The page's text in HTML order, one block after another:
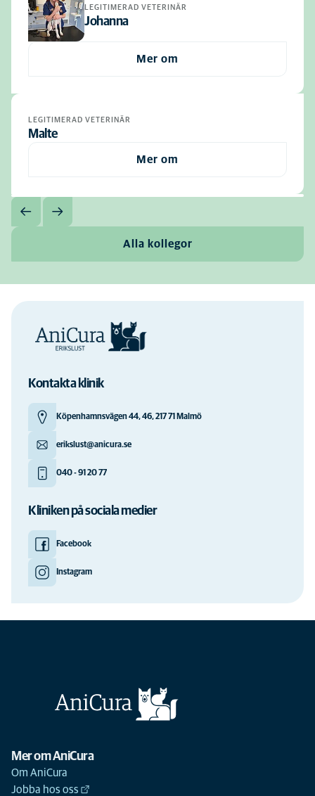
LEGITIMERAD VETERINÄR
Johanna
Mer om
LEGITIMERAD VETERINÄR
Malte
Mer om
Alla kollegor
Kontakta klinik
Köpenhamnsvägen 44, 46, 217 71 Malmö
erikslust@anicura.se
040 - 91 20 77
Kliniken på sociala medier
Facebook
Instagram
Mer om AniCura
Om AniCura
Jobba hos oss